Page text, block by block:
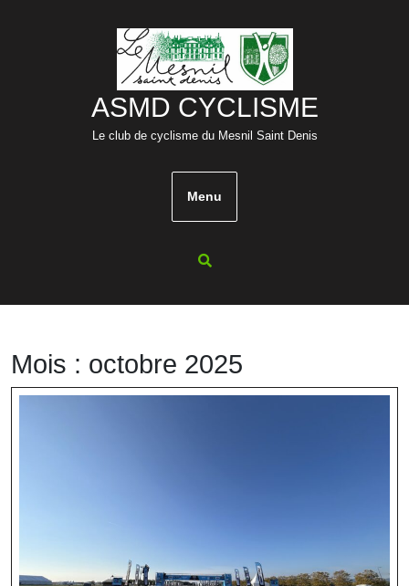
ASMD CYCLISME
Le club de cyclisme du Mesnil Saint Denis
Menu
Mois : octobre 2025